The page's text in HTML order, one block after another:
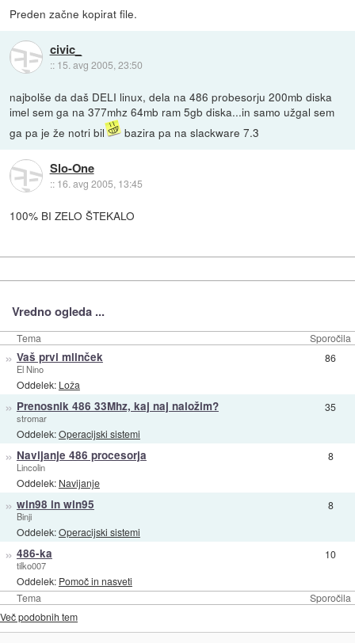
Preden začne kopirat file.
civic_
:: 15. avg 2005, 23:50
najbolše da daš DELI linux, dela na 486 probesorju 200mb diska
imel sem ga na 377mhz 64mb ram 5gb diska...in samo užgal sem
ga pa je že notri bil
bazira pa na slackware 7.3
Slo-One
:: 16. avg 2005, 13:45
100% BI ZELO ŠTEKALO
Vredno ogleda ...
Tema Sporočila
Tema Sporočila
» Vaš prvi mlinček
El Nino
Oddelek: Loža
86
» Prenosnik 486 33Mhz, kaj naj naložim?
stromar
Oddelek:Operacijski sistemi
35
» Navijanje 486 procesorja
Lincolin
Oddelek: Navijanje
8
» win98 in win95
Binji
Oddelek:Operacijski sistemi
8
» 486-ka
tilko007
Oddelek: Pomoč in nasveti
10
Več podobnih tem